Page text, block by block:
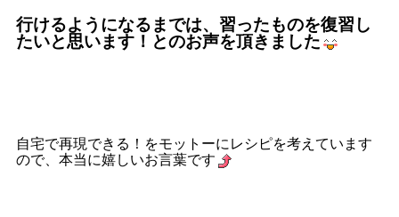
行けるようになるまでは、習ったものを復習し
たいと思います！とのお声を頂きました
自宅で再現できる！をモットーにレシピを考えています
ので、本当に嬉しいお言葉です